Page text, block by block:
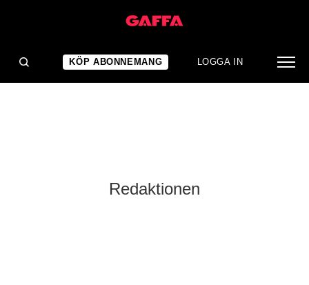
KÖP ABONNEMANG LOGGA IN
Redaktionen